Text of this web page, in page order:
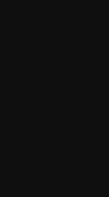
— zodat je